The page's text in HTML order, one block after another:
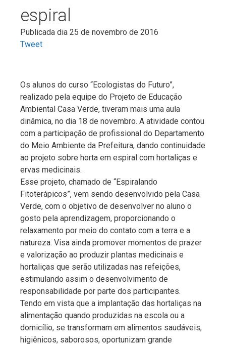
espiral
Publicada dia 25 de novembro de 2016
Tweet
Os alunos do curso “Ecologistas do Futuro”,
realizado pela equipe do Projeto de Educação
Ambiental Casa Verde, tiveram mais uma aula
dinâmica, no dia 18 de novembro. A atividade contou
com a participação de profissional do Departamento
do Meio Ambiente da Prefeitura, dando continuidade
ao projeto sobre horta em espiral com hortaliças e
ervas medicinais.
Esse projeto, chamado de “Espiralando
Fitoterápicos”, vem sendo desenvolvido pela Casa
Verde, com o objetivo de desenvolver no aluno o
gosto pela aprendizagem, proporcionando o
relaxamento por meio do contato com a terra e a
natureza. Visa ainda promover momentos de prazer
e valorização ao produzir plantas medicinais e
hortaliças que serão utilizadas nas refeições,
estimulando assim o desenvolvimento de
responsabilidade por parte dos participantes.
Tendo em vista que a implantação das hortaliças na
alimentação quando produzidas na escola ou a
domicílio, se transformam em alimentos saudáveis,
higiênicos, saborosos, oportunizam grande